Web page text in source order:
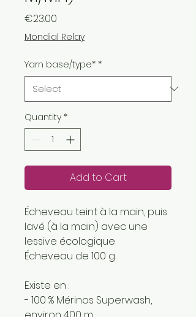
€23.00
Mondial Relay
Yarn base/type* *
Quantity *
Add to Cart
Écheveau teint à la main, puis
lavé (à la main) avec une
lessive écologique
Écheveau de 100 g
Existe en :
- 100 % Mérinos Superwash,